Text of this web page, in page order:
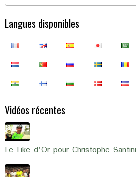
Langues disponibles
Vidéos récentes
Le Like d'Or pour Christophe Santini